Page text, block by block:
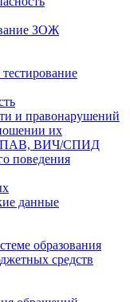
ЗОЖ
и правонарушений
их
ПАВ, ВИЧ/СПИД
поведения
данные
образования
средств